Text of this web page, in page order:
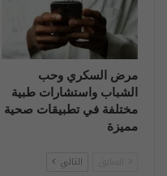
مرض السكري وحب
الشباب واستشارات طبية
مختلفة في تطبيقات صحية
مميزة
التالي